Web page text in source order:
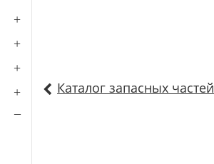
Каталог запасных частей